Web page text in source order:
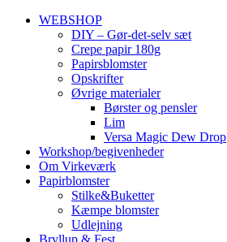
Skip
WEBSHOP
DIY – Gør-det-selv sæt
Crepe papir 180g
Papirsblomster
Opskrifter
Øvrige materialer
Børster og pensler
Lim
Versa Magic Dew Drop
Workshop/begivenheder
Om Virkeværk
Papirblomster
Stilke&Buketter
Kæmpe blomster
Udlejning
Bryllup & Fest